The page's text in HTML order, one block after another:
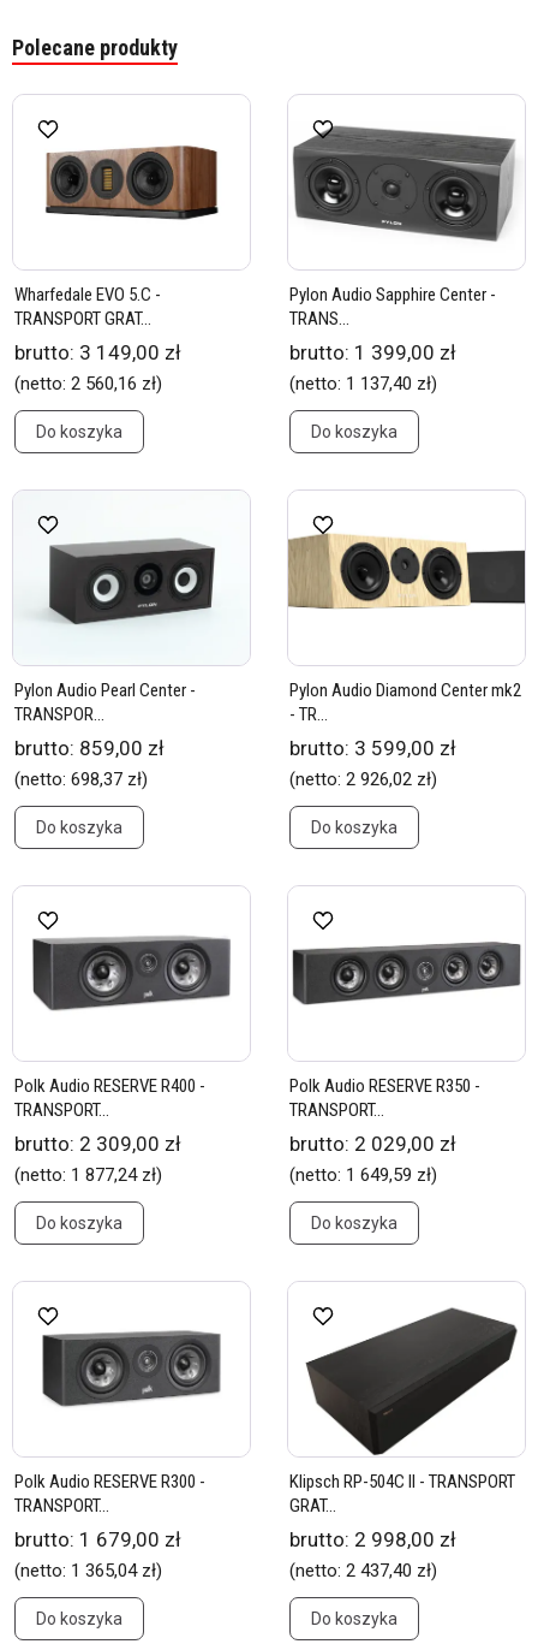
Polecane produkty
Wharfedale EVO 5.C -
TRANSPORT GRAT...
brutto: 3 149,00 zł
(netto: 2 560,16 zł)
Do koszyka
Pylon Audio Sapphire Center -
TRANS...
brutto: 1 399,00 zł
(netto: 1 137,40 zł)
Do koszyka
Pylon Audio Pearl Center -
TRANSPOR...
brutto: 859,00 zł
(netto: 698,37 zł)
Do koszyka
Pylon Audio Diamond Center mk2
- TR...
brutto: 3 599,00 zł
(netto: 2 926,02 zł)
Do koszyka
Polk Audio RESERVE R400 -
TRANSPORT...
brutto: 2 309,00 zł
(netto: 1 877,24 zł)
Do koszyka
Polk Audio RESERVE R350 -
TRANSPORT...
brutto: 2 029,00 zł
(netto: 1 649,59 zł)
Do koszyka
Polk Audio RESERVE R300 -
TRANSPORT...
brutto: 1 679,00 zł
(netto: 1 365,04 zł)
Do koszyka
Klipsch RP-504C II - TRANSPORT
GRAT...
brutto: 2 998,00 zł
(netto: 2 437,40 zł)
Do koszyka